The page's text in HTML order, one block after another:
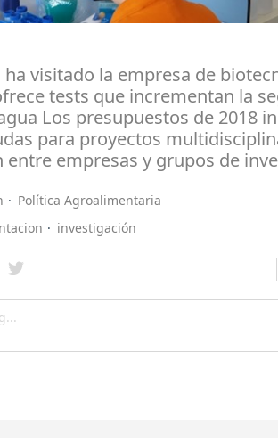
ha visitado la empresa de
tests que incrementan la
Los presupuestos de 2018
para proyectos
entre empresas y grupos de
Política Agroalimentaria
investigación